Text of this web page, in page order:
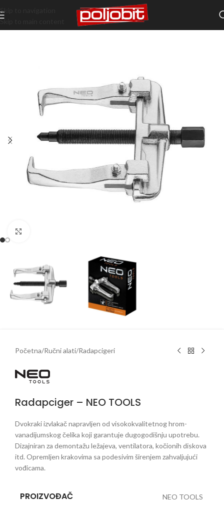
Skip to navigation
Skip to main content
Početna/Ručni alati/Radapcigeri
Radapciger – NEO TOOLS
Dvokraki izvlakač napravljen od visokokvalitetnog hrom-
vanadijumskog čelika koji garantuje dugogodišnju upotrebu.
Dizajniran za demontažu ležajeva, ventilatora, kočionih diskova
itd. Opremljen krakovima sa podesivim širenjem zahvaljujući
vođicama.
PROIZVOĐAČ NEO TOOLS